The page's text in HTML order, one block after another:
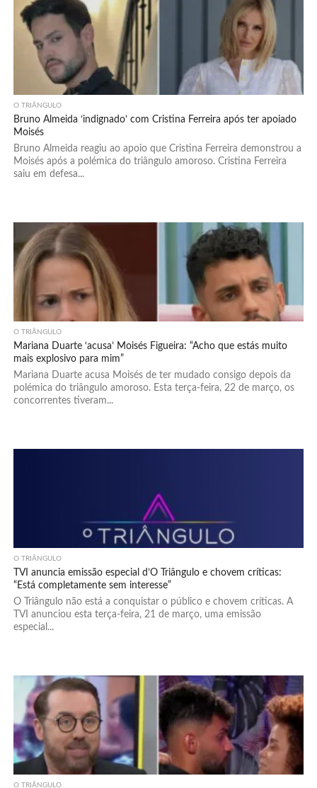
O TRIÂNGULO
Bruno Almeida ‘indignado’ com Cristina Ferreira após ter apoiado
Moisés
Bruno Almeida reagiu ao apoio que Cristina Ferreira demonstrou a
Moisés após a polémica do triângulo amoroso. Cristina Ferreira
saiu em defesa...
O TRIÂNGULO
Mariana Duarte ‘acusa’ Moisés Figueira: “Acho que estás muito
mais explosivo para mim”
Mariana Duarte acusa Moisés de ter mudado consigo depois da
polémica do triângulo amoroso. Esta terça-feira, 22 de março, os
concorrentes tiveram...
O TRIÂNGULO
TVI anuncia emissão especial d’O Triângulo e chovem críticas:
“Está completamente sem interesse”
O Triângulo não está a conquistar o público e chovem críticas. A
TVI anunciou esta terça-feira, 21 de março, uma emissão
especial...
O TRIÂNGULO